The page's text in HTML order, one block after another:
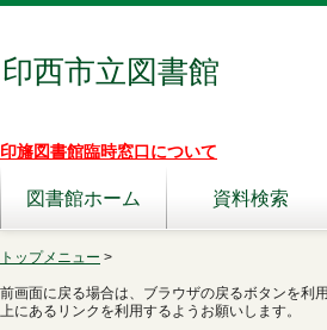
印西市立図書館
印旛図書館臨時窓口について
図書館ホーム 資料検索
トップメニュー >
前画面に戻る場合は、ブラウザの戻るボタンを利用
上にあるリンクを利用するようお願いします。